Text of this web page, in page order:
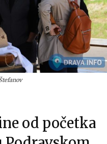
od početka